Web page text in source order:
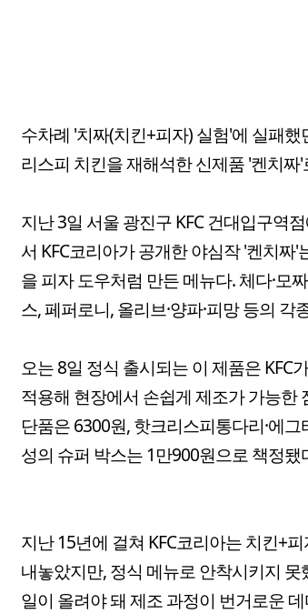
수차례 '치짜(치킨+피자) 실험'에 실패
리스피 치킨을 재해석한 신제품 '켄치짜
지난 3일 서울 광진구 KFC 건대입구역
서 KFC코리아가 공개한 야심작 '켄치짜
을 피자 도우처럼 만든 메뉴다. 체다·모
스, 페퍼로니, 올리브·양파·피망 등의 각
오는 8일 정식 출시되는 이 제품은 KFC
적용해 현장에서 손쉽게 제조가 가능한
단품은 6300원, 핫크리스피통다리·에그
성의 슈퍼 박스는 1만900원으로 책정됐
지난 15년에 걸쳐 KFC코리아는 치킨+
내놓았지만, 정식 메뉴로 안착시키지 못
일이 올려야 돼 제조 과정이 번거로운